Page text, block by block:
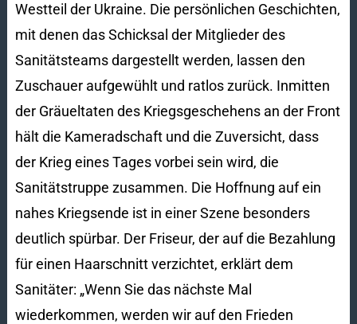
Westteil der Ukraine. Die persönlichen Geschichten,
mit denen das Schicksal der Mitglieder des
Sanitätsteams dargestellt werden, lassen den
Zuschauer aufgewühlt und ratlos zurück. Inmitten
der Gräueltaten des Kriegsgeschehens an der Front
hält die Kameradschaft und die Zuversicht, dass
der Krieg eines Tages vorbei sein wird, die
Sanitätstruppe zusammen. Die Hoffnung auf ein
nahes Kriegsende ist in einer Szene besonders
deutlich spürbar. Der Friseur, der auf die Bezahlung
für einen Haarschnitt verzichtet, erklärt dem
Sanitäter: „Wenn Sie das nächste Mal
wiederkommen, werden wir auf den Frieden